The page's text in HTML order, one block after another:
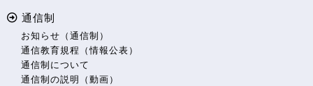
通信制
お知らせ（通信制）
通信教育規程（情報公表）
通信制について
通信制の説明（動画）